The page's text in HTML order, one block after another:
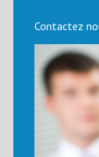
Contactez